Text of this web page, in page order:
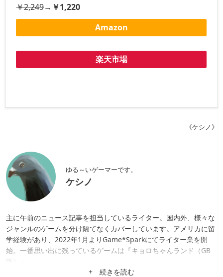
￥2,249→ ￥1,220
Amazon
楽天市場
《ケシノ》
ゆる～いゲーマーです。
ケシノ
主に午前のニュース記事を担当しているライター。国内外、様々な
ジャンルのゲームを分け隔てなくカバーしています。アメリカに留
学経験があり、2022年1月よりGame*Sparkにてライター業を開
始。一番思い出に残っているゲームは『キョロちゃんランド（GB
版）』。
+ 続きを読む